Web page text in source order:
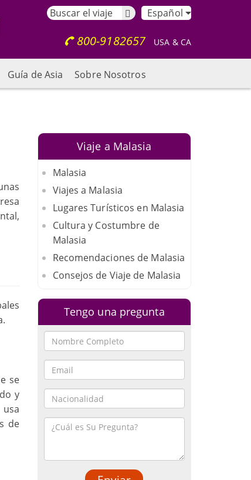
Español
800-9182657 USA & CA
Guía de Asia Sobre Nosotros
se
y
de
Viaje a Malasia
Malasia
Viajes a Malasia
Lugares Turísticos en Malasia
Cultura y Costumbre de
Malasia
Recomendaciones de Malasia
Consejos de Viaje de Malasia
Tengo una pregunta